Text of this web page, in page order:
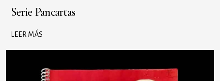
Serie Pancartas
LEER MÁS